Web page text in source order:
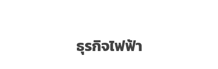
ธุรกิจไฟฟ้า